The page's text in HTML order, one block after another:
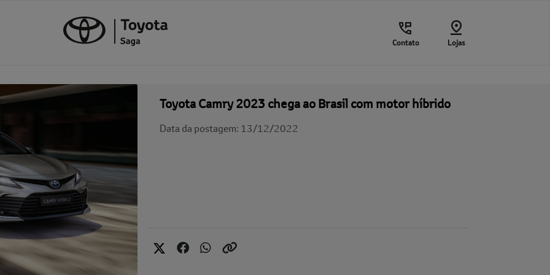
Contato Lojas
Toyota Camry 2023 chega ao Brasil com motor híbrido
Data da postagem: 13/12/2022